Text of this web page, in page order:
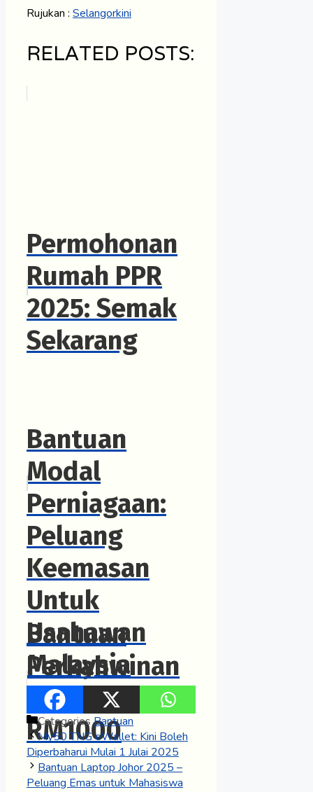
Rujukan : Selangorkini
RELATED POSTS:
Permohonan
Rumah PPR
2025: Semak
Sekarang
Bantuan
Modal
Perniagaan:
Peluang
Keemasan
Untuk
Usahawan
Malaysia
Bantuan
Perkahwinan
Kelantan
RM1000
CategoriesBantuan
My50 TNG eWallet: Kini Boleh
Diperbaharui Mulai 1 Julai 2025
Bantuan Laptop Johor 2025 –
Peluang Emas untuk Mahasiswa